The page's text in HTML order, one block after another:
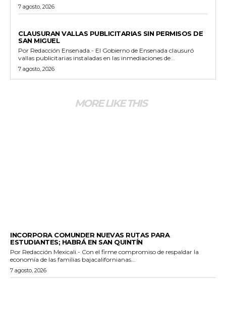
7 agosto, 2026
CLAUSURAN VALLAS PUBLICITARIAS SIN PERMISOS DE
SAN MIGUEL
Por Redacción Ensenada.- El Gobierno de Ensenada clausuró
vallas publicitarias instaladas en las inmediaciones de...
7 agosto, 2026
MORE LIKE THIS
INCORPORA COMUNDER NUEVAS RUTAS PARA
ESTUDIANTES; HABRÁ EN SAN QUINTÍN
Por Redacción Mexicali.- Con el firme compromiso de respaldar la
economía de las familias bajacalifornianas...
7 agosto, 2026